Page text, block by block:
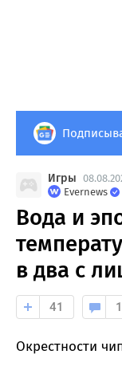
Игры
Evernews
Вода и
в два с
41 1
Окрестности